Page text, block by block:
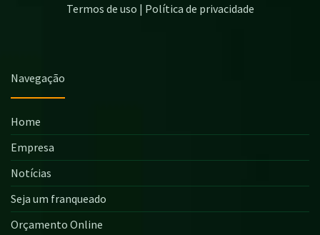
Termos de uso | Política de privacidade
Navegação
Home
Empresa
Notícias
Seja um franqueado
Orçamento Online